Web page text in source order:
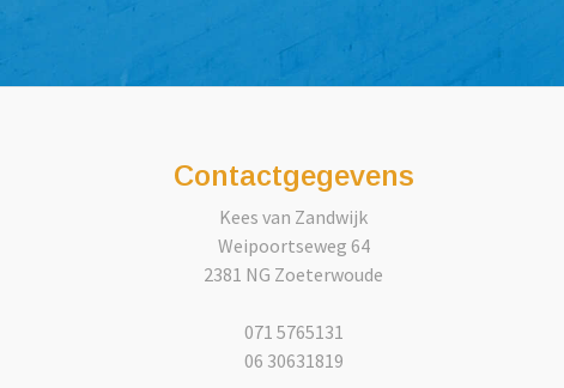
Contactgegevens
Kees van Zandwijk
Weipoortseweg 64
2381 NG Zoeterwoude
071 5765131
06 30631819